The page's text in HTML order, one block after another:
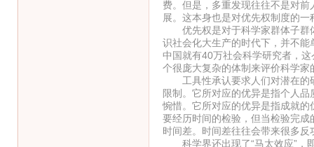
费。但是，多重发现往往不是对
展。这本身也是对优先权制度的一
优先权是对于科学家群体子群
识社会化大生产的时代下，并不
中国就有40万社会科学研究者，
个很庞大复杂的体制来评价科学
工具性承认要求人们对潜在的
限制。它所对应的优异是指个人
惋惜。它所对应的优异是指成就
要经历时间的检验，但当检验完
时间差。时间差往往会带来很多
科学界还出现了“马太效应”，